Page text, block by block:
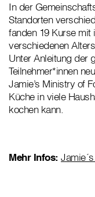
In der
Standorten
fanden 19 Kurse mit
verschiedenen
Unter Anleitung der
Teilnehmer*innen
Jamie’s Ministry of
Küche in viele
kochen kann.
Mehr Infos: